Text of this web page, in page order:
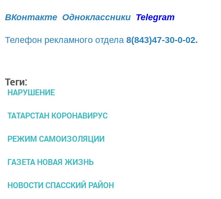
ВКонтакте Одноклассники Telegram
Телефон рекламного отдела 8(843)47-30-0-02.
Теги:
НАРУШЕНИЕ
ТАТАРСТАН КОРОНАВИРУС
РЕЖИМ САМОИЗОЛЯЦИИ
ГАЗЕТА НОВАЯ ЖИЗНЬ
НОВОСТИ СПАССКИЙ РАЙОН